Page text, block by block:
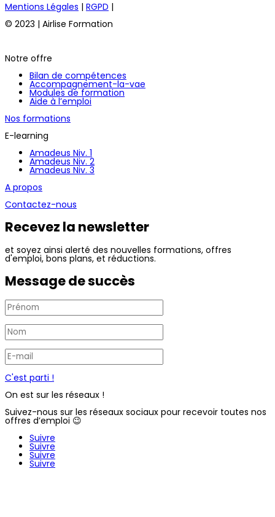
Mentions Légales | RGPD |
© 2023 | Airlise Formation
Notre offre
Bilan de compétences
Accompagnement-la-vae
Modules de formation
Aide à l’emploi
Nos formations
E-learning
Amadeus Niv. 1
Amadeus Niv. 2
Amadeus Niv. 3
A propos
Contactez-nous
Recevez la newsletter
et soyez ainsi alerté des nouvelles formations, offres
d'emploi, bons plans, et réductions.
Message de succès
C'est parti !
On est sur les réseaux !
Suivez-nous sur les réseaux sociaux pour recevoir toutes nos
offres d’emploi 😉
Suivre
Suivre
Suivre
Suivre